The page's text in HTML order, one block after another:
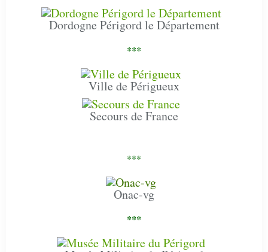
Dordogne Périgord le Département
***
Ville de Périgueux
Secours de France
***
Onac-vg
***